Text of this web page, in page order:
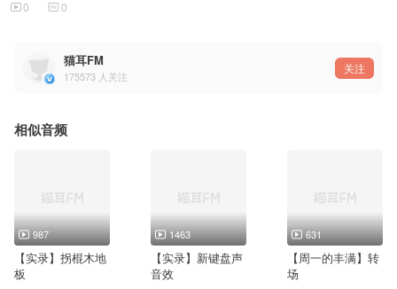
0 0
猫耳FM
175573 人关注
关注
相似音频
987
【实录】拐棍木地
板
1463
【实录】新键盘声
音效
631
【周一的丰满】转
场